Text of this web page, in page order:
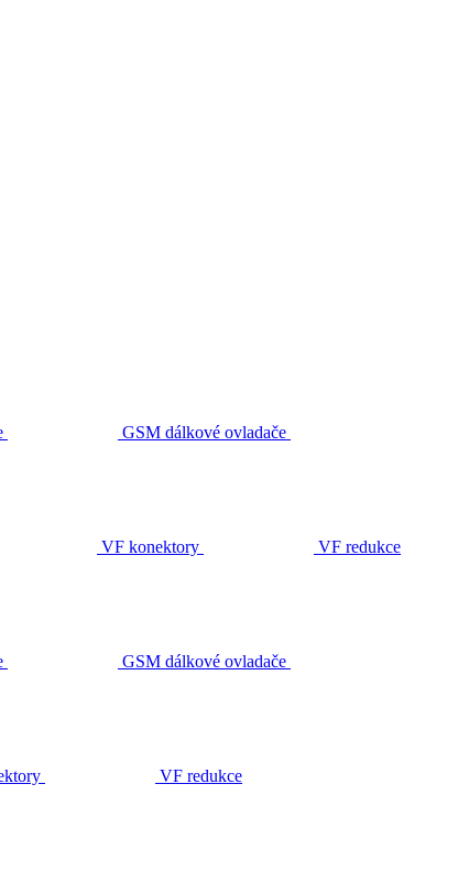
GSM dálkové ovladače
VF konektory VF redukce
GSM dálkové ovladače
VF redukce